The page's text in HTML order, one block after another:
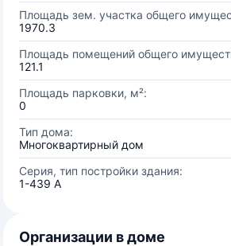
Площадь зем. участка общего
1970.3
Площадь помещений общего
121.1
Площадь парковки, м²:
0
Тип дома:
Многоквартирный дом
Серия, тип постройки здания:
1-439 А
Организации в доме